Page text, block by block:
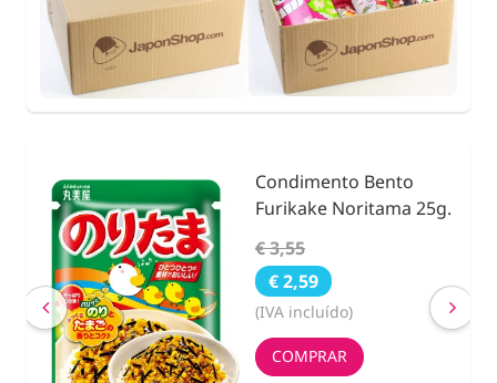
Condimento Bento
Furikake Noritama 25g.
€ 3,55
€ 2,59
(IVA incluído)
COMPRAR